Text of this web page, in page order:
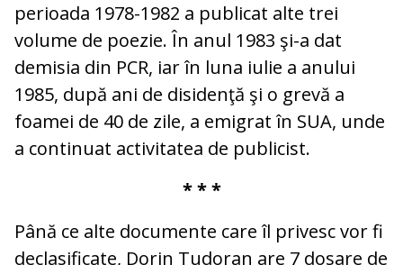
perioada 1978-1982 a publicat alte trei
volume de poezie. În anul 1983 şi-a dat
demisia din PCR, iar în luna iulie a anului
1985, după ani de disidenţă şi o grevă a
foamei de 40 de zile, a emigrat în SUA, unde
a continuat activitatea de publicist.
* * *
Până ce alte documente care îl privesc vor fi
declasificate, Dorin Tudoran are 7 dosare de